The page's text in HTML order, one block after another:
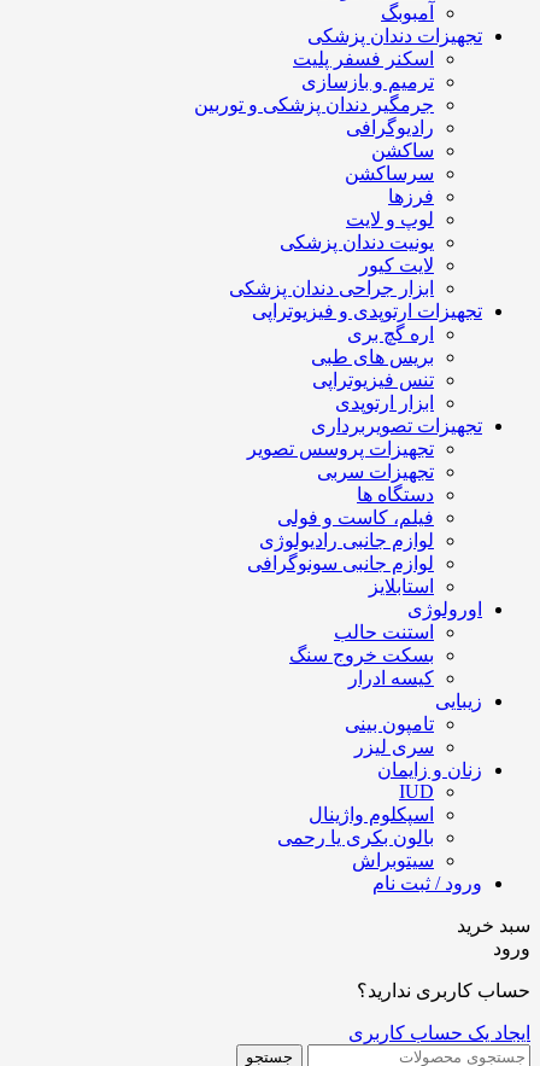
آمبوبگ
تجهیزات دندان پزشکی
اسکنر فسفر پلیت
ترمیم و بازسازی
جرمگیر دندان پزشکی و توربین
رادیوگرافی
ساکشن
سرساکشن
فرزها
لوپ و لایت
یونیت دندان پزشکی
لایت کیور
ابزار جراحی دندان پزشکی
تجهیزات ارتوپدی و فیزیوتراپی
اره گچ بری
بریس های طبی
تنس فیزیوتراپی
ابزار ارتوپدی
تجهیزات تصویربرداری
تجهیزات پروسس تصویر
تجهیزات سربی
دستگاه ها
فیلم، کاست و فولی
لوازم جانبی رادیولوژی
لوازم جانبی سونوگرافی
استابلایز
اورولوژی
استنت حالب
بسکت خروج سنگ
کیسه ادرار
زیبایی
تامپون بینی
سری لیزر
زنان و زایمان
IUD
اسپکلوم واژینال
بالون بکری یا رحمی
سیتوبراش
ورود / ثبت نام
سبد خرید
ورود
حساب کاربری ندارید؟
ایجاد یک حساب کاربری
جستجو